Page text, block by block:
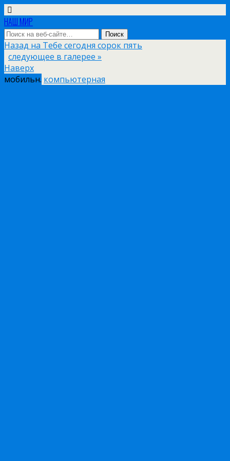
НАШ МИР
Назад на Тебе сегодня сорок пять
следующее в галерее »
Наверх
мобильн. компьютерная